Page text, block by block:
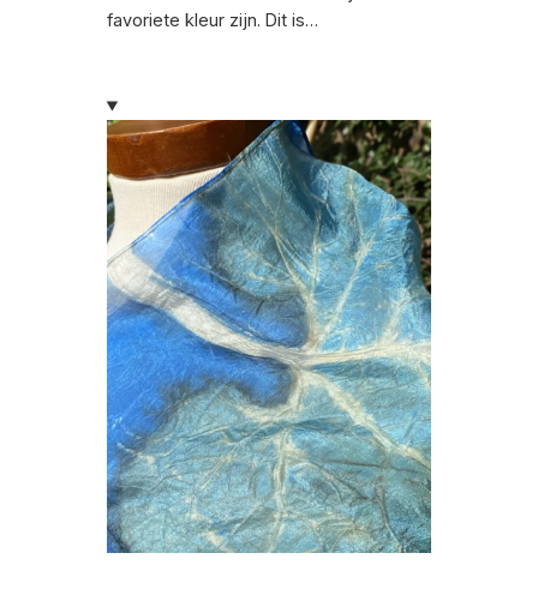
favoriete kleur zijn. Dit is…